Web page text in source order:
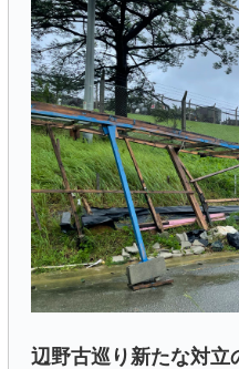
辺野古巡り新たな対